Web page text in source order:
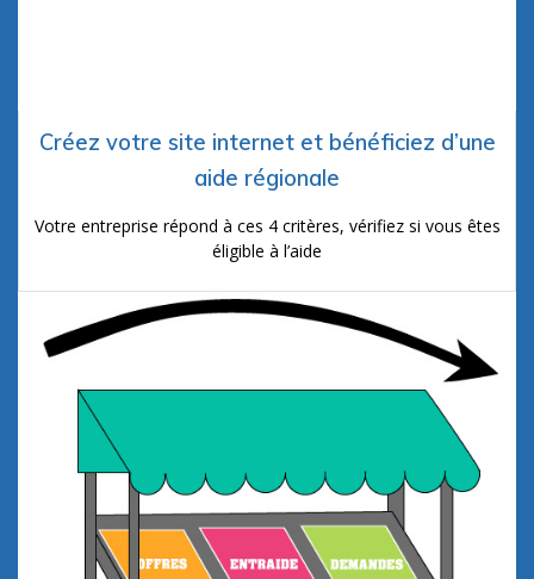
Créez votre site internet et bénéficiez d’une
aide régionale
Votre entreprise répond à ces 4 critères, vérifiez si vous êtes
éligible à l’aide